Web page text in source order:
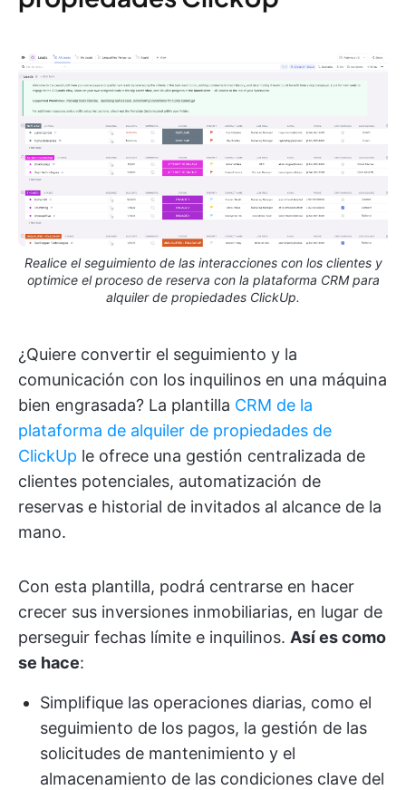
Realice el seguimiento de las interacciones con los clientes y
optimice el proceso de reserva con la plataforma CRM para
alquiler de propiedades ClickUp.
¿Quiere convertir el seguimiento y la
comunicación con los inquilinos en una máquina
bien engrasada? La plantilla CRM de la
plataforma de alquiler de propiedades de
ClickUp le ofrece una gestión centralizada de
clientes potenciales, automatización de
reservas e historial de invitados al alcance de la
mano.
Con esta plantilla, podrá centrarse en hacer
crecer sus inversiones inmobiliarias, en lugar de
perseguir fechas límite e inquilinos. Así es como
se hace:
Simplifique las operaciones diarias, como el
seguimiento de los pagos, la gestión de las
solicitudes de mantenimiento y el
almacenamiento de las condiciones clave del